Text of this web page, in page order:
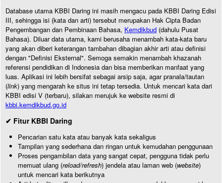
Database utama KBBI Daring ini masih mengacu pada KBBI Daring Edisi
III, sehingga isi (kata dan arti) tersebut merupakan Hak Cipta Badan
Pengembangan dan Pembinaan Bahasa, Kemdikbud (dahulu Pusat
Bahasa). Diluar data utama, kami berusaha menambah kata-kata baru
yang akan diberi keterangan tambahan dibagian akhir arti atau definisi
dengan "Definisi Eksternal". Semoga semakin menambah khazanah
referensi pendidikan di Indonesia dan bisa memberikan manfaat yang
luas. Aplikasi ini lebih bersifat sebagai arsip saja, agar pranala/tautan
(link) yang mengarah ke situs ini tetap tersedia. Untuk mencari kata dari
KBBI edisi V (terbaru), silakan merujuk ke website resmi di
kbbi.kemdikbud.go.id
✔ Fitur KBBI Daring
Pencarian satu kata atau banyak kata sekaligus
Tampilan yang sederhana dan ringan untuk kemudahan penggunaan
Proses pengambilan data yang sangat cepat, pengguna tidak perlu
memuat ulang (reload/refresh) jendela atau laman web (website)
untuk mencari kata berikutnya